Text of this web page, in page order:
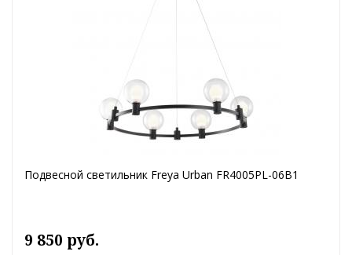
Подвесной светильник Freya Urban FR4005PL-06B1
9 850 руб.